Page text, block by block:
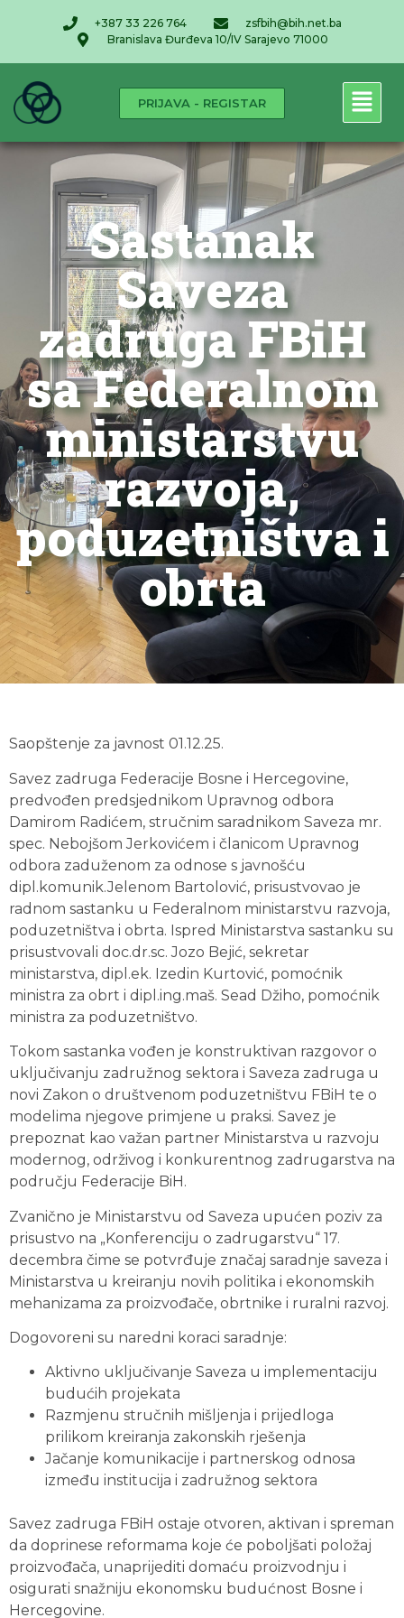
+387 33 226 764
zsfbih@bih.net.ba
Branislava Đurđeva 10/IV Sarajevo 71000
PRIJAVA - REGISTAR
Sastanak
Saveza
zadruga FBiH
sa Federalnom
ministarstvu
razvoja,
poduzetništva i
obrta
Saopštenje za javnost 01.12.25.
Savez zadruga Federacije Bosne i Hercegovine,
predvođen predsjednikom Upravnog odbora
Damirom Radićem, stručnim saradnikom Saveza mr.
spec. Nebojšom Jerkovićem i članicom Upravnog
odbora zaduženom za odnose s javnošću
dipl.komunik.Jelenom Bartolović, prisustvovao je
radnom sastanku u Federalnom ministarstvu razvoja,
poduzetništva i obrta. Ispred Ministarstva sastanku su
prisustvovali doc.dr.sc. Jozo Bejić, sekretar
ministarstva, dipl.ek. Izedin Kurtović, pomoćnik
ministra za obrt i dipl.ing.maš. Sead Džiho, pomoćnik
ministra za poduzetništvo.
Tokom sastanka vođen je konstruktivan razgovor o
uključivanju zadružnog sektora i Saveza zadruga u
novi Zakon o društvenom poduzetništvu FBiH te o
modelima njegove primjene u praksi. Savez je
prepoznat kao važan partner Ministarstva u razvoju
modernog, održivog i konkurentnog zadrugarstva na
području Federacije BiH.
Zvanično je Ministarstvu od Saveza upućen poziv za
prisustvo na „Konferenciju o zadrugarstvu“ 17.
decembra čime se potvrđuje značaj saradnje saveza i
Ministarstva u kreiranju novih politika i ekonomskih
mehanizama za proizvođače, obrtnike i ruralni razvoj.
Dogovoreni su naredni koraci saradnje:
Aktivno uključivanje Saveza u implementaciju
budućih projekata
Razmjenu stručnih mišljenja i prijedloga
prilikom kreiranja zakonskih rješenja
Jačanje komunikacije i partnerskog odnosa
između institucija i zadružnog sektora
Savez zadruga FBiH ostaje otvoren, aktivan i spreman
da doprinese reformama koje će poboljšati položaj
proizvođača, unaprijediti domaću proizvodnju i
osigurati snažniju ekonomsku budućnost Bosne i
Hercegovine.